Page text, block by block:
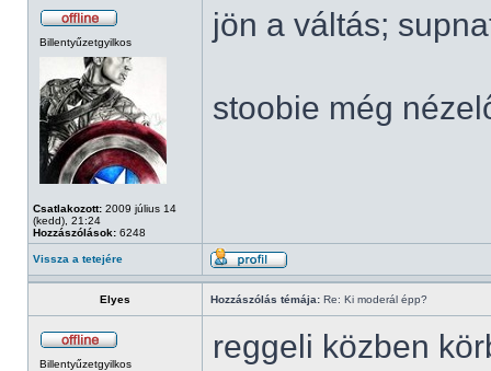
Billentyűzetgyilkos
Csatlakozott: 2009 július 14
(kedd), 21:24
Hozzászólások: 6248
jön a váltás;
stoobie még
Vissza a tetejére
Elyes Hozzászólás témája: Re: Ki moderál épp?
Billentyűzetgyilkos reggeli közben